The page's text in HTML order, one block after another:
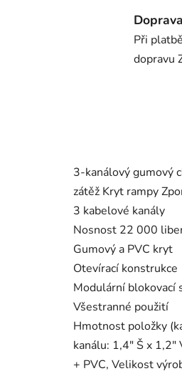
Při
dopravu
3-kanálový gumový
zátěž Kryt rampy
3 kabelové kanály
Nosnost 22 000
Gumový a PVC kryt
Otevírací konstrukce
Modulární blokovací
Všestranné použití
Hmotnost položky
kanálu: 1,4" Š x 1,2"
+ PVC, Velikost